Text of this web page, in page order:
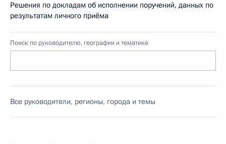
Решения по докладам об исполнении поручений, данных по
результатам личного приёма
Поиск по руководителю, географии и тематике
Все руководители, регионы, города и темы